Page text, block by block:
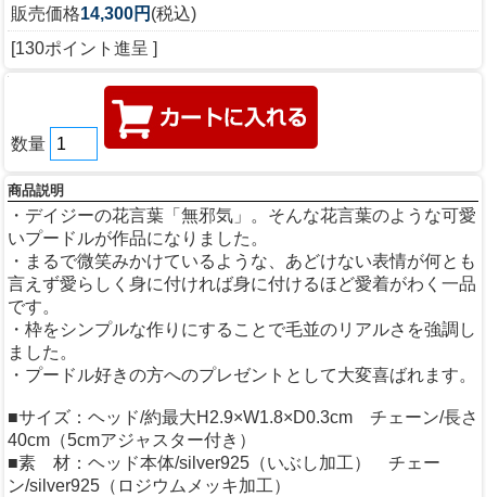
販売価格14,300円 (税込)
[130ポイント進呈 ]
数量
商品説明
・デイジーの花言葉「無邪気」。そんな花言葉のような可愛
いプードルが作品になりました。
・まるで微笑みかけているような、あどけない表情が何とも
言えず愛らしく身に付ければ身に付けるほど愛着がわく一品
です。
・枠をシンプルな作りにすることで毛並のリアルさを強調し
ました。
・プードル好きの方へのプレゼントとして大変喜ばれます。
■サイズ：ヘッド/約最大H2.9×W1.8×D0.3cm チェーン/長さ
40cm（5cmアジャスター付き）
■素 材：ヘッド本体/silver925（いぶし加工） チェー
ン/silver925（ロジウムメッキ加工）